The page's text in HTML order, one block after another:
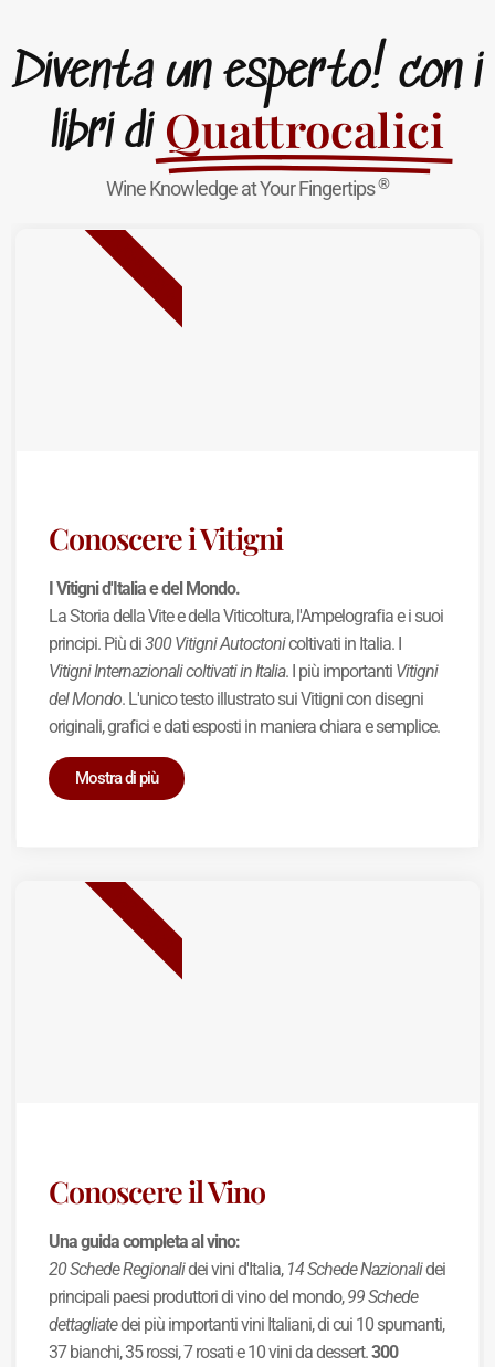
Diventa un esperto! con i
libri di Quattrocalici
Wine Knowledge at Your Fingertips®
Conoscere i Vitigni
I Vitigni d'Italia e del Mondo.
La Storia della Vite e della Viticoltura, l'Ampelografia e i suoi
principi. Più di300 Vitigni Autoctonicoltivati in Italia. I
Vitigni Internazionali coltivati in Italia. I più importanti Vitigni
del Mondo. L'unico testo illustrato sui Vitigni con disegni
originali, grafici e dati esposti in maniera chiara e semplice.
Mostra di più
NUOVA USCITA
Conoscere il Vino
Una guida completa al vino:
20 Schede Regionalidei vini d'Italia, 14 Schede Nazionalidei
principali paesi produttori di vino del mondo,99 Schede
dettagliatedei più importanti vini Italiani, di cui 10 spumanti,
37 bianchi, 35 rossi, 7 rosati e 10 vini da dessert.300
BEST SELLER